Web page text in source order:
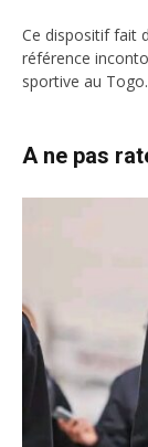
Ce dispositif fait
référence
sportive au Togo.
A ne pas